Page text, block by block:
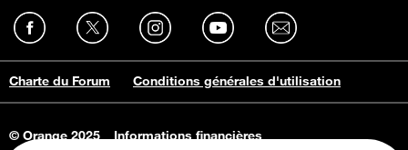
Charte du Forum Conditions générales d'utilisation
© Orange 2025
Informations financières